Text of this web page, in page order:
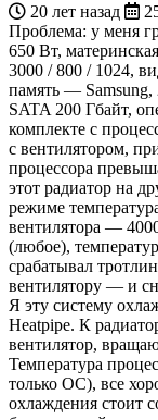
20 лет назад
Проблема: у меня
650 Вт,
3000 / 800 / 1024,
память —
SATA 200 Гбайт,
комплекте с
с вентилятором,
процессора
этот радиатор на
режиме
вентилятора —
(любое),
срабатывал
вентилятору — и
Я эту систему
Heatpipe. К
вентилятор,
Температура
только ОС), все
охлаждения стоит